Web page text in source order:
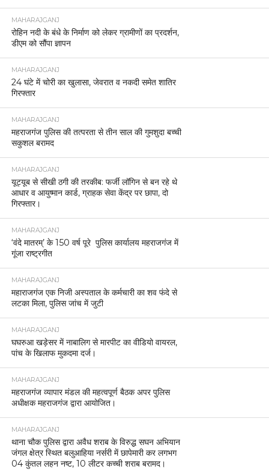
MAHARAJGANJ
रोहिन नदी के बंधे के निर्माण को लेकर ग्रामीणों का प्रदर्शन,
डीएम को सौंपा ज्ञापन
MAHARAJGANJ
24 घंटे में चोरी का खुलासा, जेवरात व नकदी समेत शातिर
गिरफ्तार
MAHARAJGANJ
महराजगंज पुलिस की तत्परता से तीन साल की गुमशुदा बच्ची
सकुशल बरामद
MAHARAJGANJ
यूट्यूब से सीखी ठगी की तरकीब: फर्जी लॉगिन से बन रहे थे
आधार व आयुष्मान कार्ड, ग्राहक सेवा केंद्र पर छापा, दो
गिरफ्तार।
MAHARAJGANJ
‘वंदे मातरम्’ के 150 वर्ष पूरे पुलिस कार्यालय महराजगंज में
गूंजा राष्ट्रगीत
MAHARAJGANJ
महाराजगंज एक निजी अस्पताल के कर्मचारी का शव फंदे से
लटका मिला, पुलिस जांच में जुटी
MAHARAJGANJ
घघरुआ खड़ेसर में नाबालिग से मारपीट का वीडियो वायरल,
पांच के खिलाफ मुकदमा दर्ज।
MAHARAJGANJ
महराजगंज व्यापार मंडल की महत्वपूर्ण बैठक अपर पुलिस
अधीक्षक महराजगंज द्वारा आयोजित।
MAHARAJGANJ
थाना चौक पुलिस द्वारा अवैध शराब के विरुद्ध सघन अभियान
जंगल क्षेत्र स्थित बलुआहिया नर्सरी में छापेमारी कर लगभग
04 कुंतल लहन नष्ट, 10 लीटर कच्ची शराब बरामद।